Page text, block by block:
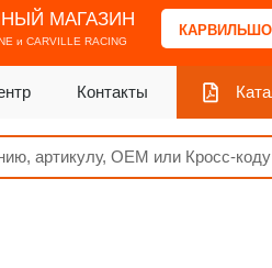
МАГАЗИН
и CARVILLE RACING
Контакты